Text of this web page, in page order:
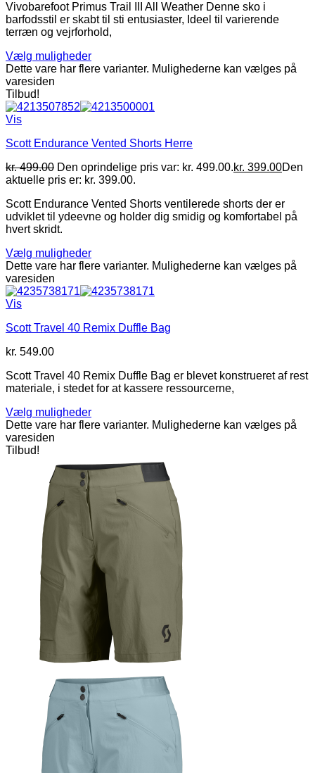
Vivobarefoot Primus Trail III All Weather Denne sko i
barfodsstil er skabt til sti entusiaster, Ideel til varierende
terræn og vejrforhold,
Vælg muligheder
Dette vare har flere varianter. Mulighederne kan vælges på
varesiden
Tilbud!
Vis
Scott Endurance Vented Shorts Herre
kr.499.00 Den oprindelige pris var: kr. 499.00.kr. 399.00Den
aktuelle pris er: kr. 399.00.
Scott Endurance Vented Shorts ventilerede shorts der er
udviklet til ydeevne og holder dig smidig og komfortabel på
hvert skridt.
Vælg muligheder
Dette vare har flere varianter. Mulighederne kan vælges på
varesiden
Vis
Scott Travel 40 Remix Duffle Bag
kr. 549.00
Scott Travel 40 Remix Duffle Bag er blevet konstrueret af rest
materiale, i stedet for at kassere ressourcerne,
Vælg muligheder
Dette vare har flere varianter. Mulighederne kan vælges på
varesiden
Tilbud!